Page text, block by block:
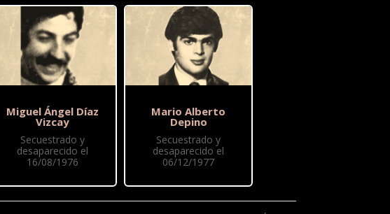
Miguel Ángel Díaz
Vizcay
Secuestrado y
desaparecido el
16/08/1976
Mario Alberto
Depino
Secuestrado y
desaparecido el
06/12/1977